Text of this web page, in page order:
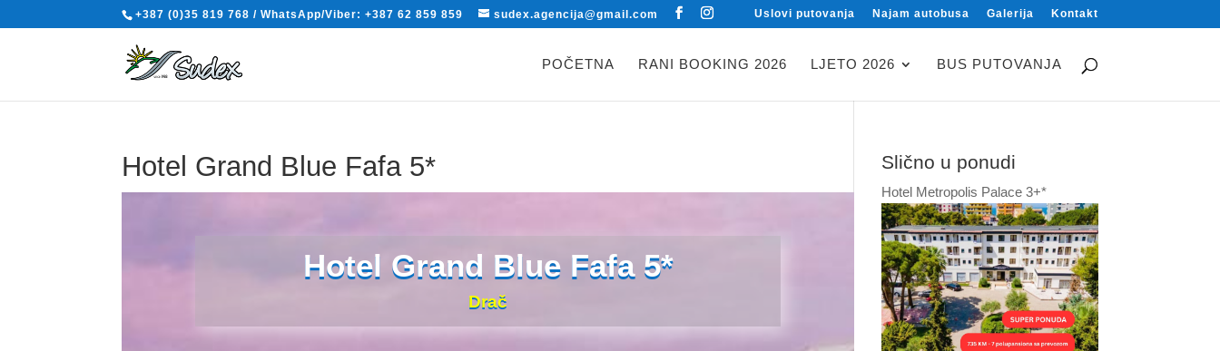
+387 (0)35 819 768 / WhatsApp/Viber: +387 62 859 859 sudex.agencija@gmail.com Uslovi putovanja Najam autobusa Galerija Kontakt
POČETNA RANI BOOKING 2026 LJETO 2026 BUS PUTOVANJA
Hotel Grand Blue Fafa 5*
Hotel Grand Blue Fafa 5*
Drač
Slično u ponudi
Hotel Metropolis Palace 3+*